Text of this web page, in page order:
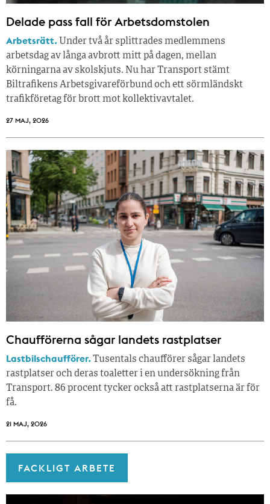
Delade pass fall för Arbetsdomstolen
Arbetsrätt. Under två år splittrades medlemmens
arbetsdag av långa avbrott mitt på dagen, mellan
körningarna av skolskjuts. Nu har Transport stämt
Biltrafikens Arbetsgivareförbund och ett sörmländskt
trafikföretag för brott mot kollektivavtalet.
27 MAJ, 2026
Chaufförerna sågar landets rastplatser
Lastbilschaufförer.Tusentals chaufförer sågar landets
rastplatser och deras toaletter i en undersökning från
Transport. 86 procent tycker också att rastplatserna är för
få.
21 MAJ, 2026
FACKLIGT ARBETE